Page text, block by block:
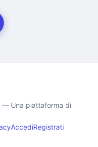
— Una piattaforma di
AccediRegistrati